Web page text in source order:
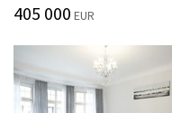
405 000 EUR